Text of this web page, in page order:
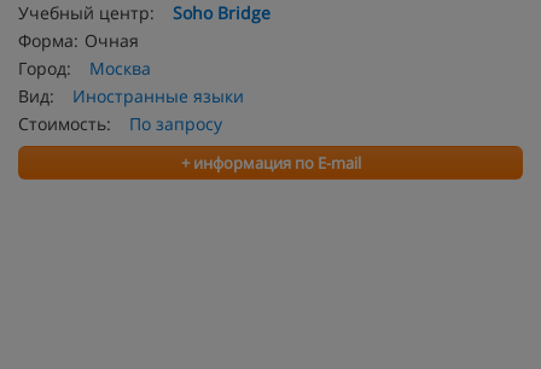
Учебный центр:
Soho Bridge
Форма: Очная
Город:
Москва
Вид:
Иностранные языки
Стоимость:
По запросу
+ информация по E-mail